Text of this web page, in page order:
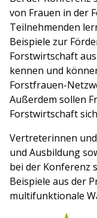
von Frauen in der
Teilnehmenden
Beispiele zur
Forstwirtschaft
kennen und
Forstfrauen-
Außerdem sollen
Forstwirtschaft
Vertreterinnen
und Ausbildung
bei der Konferenz
Beispiele aus der
multifunktionale